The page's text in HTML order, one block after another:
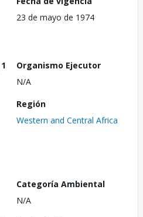
23 de mayo de 1974
1
Organismo Ejecutor
N/A
Región
Western and Central Africa
Categoría Ambiental
N/A